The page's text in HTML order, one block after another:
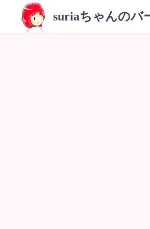
suriaちゃんのバ